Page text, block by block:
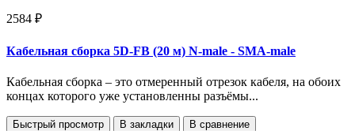
2584 ₽
Кабельная сборка 5D-FB (20 м) N-male - SMA-male
Кабельная сборка – это отмеренный отрезок кабеля, на обоих
концах которого уже установленны разъёмы...
Быстрый просмотр В закладки В сравнение